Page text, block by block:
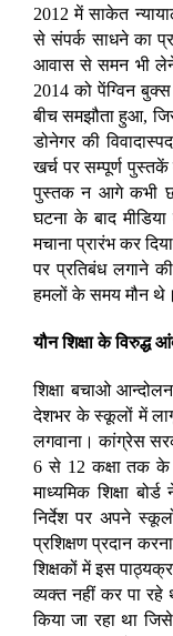
2012 में साकेत
से संपर्क साधने का
आवास से समन भी लेने
2014 को पेंग्विन
बीच समझौता हुआ,
डोनेगर की
खर्च पर सम्पूर्ण
पुस्तक न आगे कभी
घटना के बाद
मचाना प्रारंभ कर
पर प्रतिबंध लगाने
हमलों के समय मौन थे।
यौन शिक्षा के विरुद्ध
शिक्षा बचाओ
देशभर के स्कूलों में लागू
लगवाना। कांग्रेस
6 से 12 कक्षा तक के
माध्यमिक शिक्षा
निर्देश पर अपने
प्रशिक्षण प्रदान
शिक्षकों में इस
व्यक्त नहीं कर पा रहे
किया जा रहा था